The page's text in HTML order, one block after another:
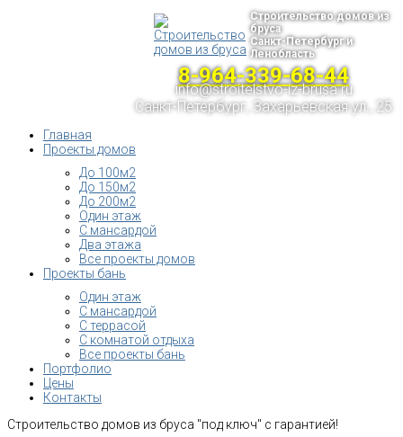
Строительство домов из
бруса
Санкт-Петербург и
Ленобласть
8-964-339-68-44
info@stroitelstvo-iz-brusa.ru
Санкт-Петербург, Захарьевская ул., 25
Главная
Проекты домов
До 100м2
До 150м2
До 200м2
Один этаж
С мансардой
Два этажа
Все проекты домов
Проекты бань
Один этаж
С мансардой
С террасой
С комнатой отдыха
Все проекты бань
Портфолио
Цены
Контакты
Строительство домов из бруса "под ключ" с гарантией!